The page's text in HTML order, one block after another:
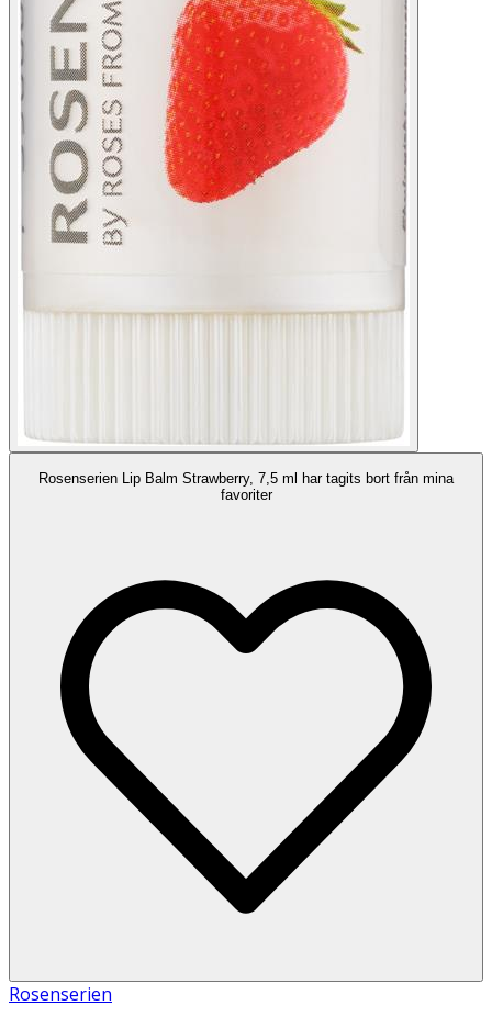
Rosenserien Lip Balm Strawberry, 7,5 ml har tagits bort från mina
favoriter
Rosenserien